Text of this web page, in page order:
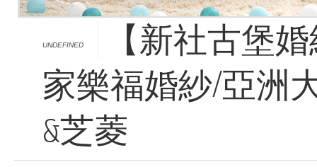
UNDEFINED
【新社古堡
家樂福婚紗/亞洲
&芝菱